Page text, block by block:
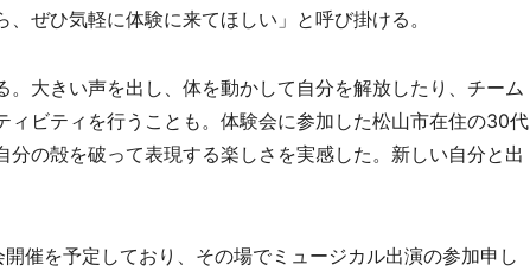
ぜひ気軽に体験に来てほしい」と呼び掛ける。
大きい声を出し、体を動かして自分を解放したり、チーム
ィビティを行うことも。体験会に参加した松山市在住の30代
の殻を破って表現する楽しさを実感した。新しい自分と出
催を予定しており、その場でミュージカル出演の参加申し